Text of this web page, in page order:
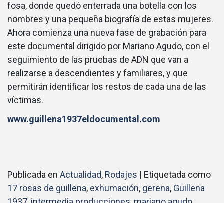
fosa, donde quedó enterrada una botella con los
nombres y una pequeña biografía de estas mujeres.
Ahora comienza una nueva fase de grabación para
este documental dirigido por Mariano Agudo, con el
seguimiento de las pruebas de ADN que van a
realizarse a descendientes y familiares, y que
permitirán identificar los restos de cada una de las
víctimas.
www.guillena1937eldocumental.com
Publicada en Actualidad, Rodajes | Etiquetada como
17 rosas de guillena, exhumación, gerena, Guillena